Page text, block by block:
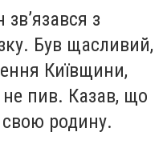
зв’язався з
Був щасливий,
Київщини,
не пив. Казав, що
родину.